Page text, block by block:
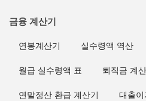
금융 계산기
연봉계산기 실수령액 역산
월급 실수령액 표 퇴직금 계
연말정산 환급 계산기 대출